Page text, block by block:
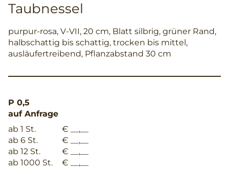
Taubnessel
purpur-rosa, V-VII, 20 cm, Blatt silbrig, grüner Rand,
halbschattig bis schattig, trocken bis mittel,
ausläufertreibend, Pflanzabstand 30 cm
P 0,5
auf Anfrage
ab 1 St.
€ __,__
ab 6 St.
€ __,__
ab 12 St.
€ __,__
ab 1000 St.
€ __,__